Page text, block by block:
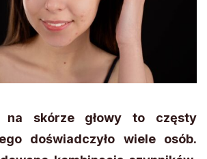
na skórze głowy to częsty
doświadczyło wiele osób.